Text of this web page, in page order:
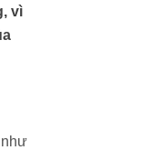
vì
như